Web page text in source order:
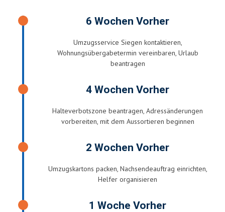
6 Wochen Vorher
Umzugsservice Siegen kontaktieren,
Wohnungsübergabetermin vereinbaren, Urlaub
beantragen
4 Wochen Vorher
Halteverbotszone beantragen, Adressänderungen
vorbereiten, mit dem Aussortieren beginnen
2 Wochen Vorher
Umzugskartons packen, Nachsendeauftrag einrichten,
Helfer organisieren
1 Woche Vorher